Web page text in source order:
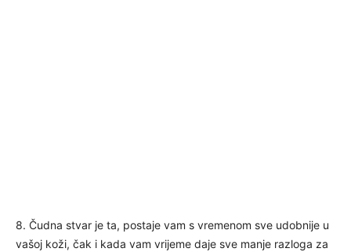
8. Čudna stvar je ta, postaje vam s vremenom sve udobnije u
vašoj koži, čak i kada vam vrijeme daje sve manje razloga za